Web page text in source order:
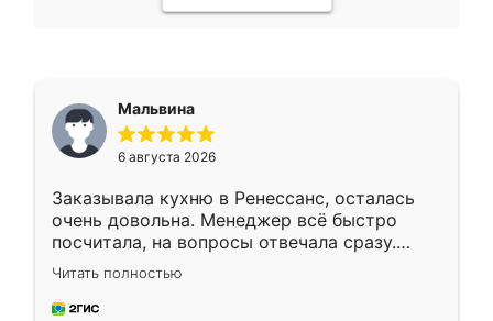
Мальвина
6 августа 2026
Заказывала кухню в Ренессанс, осталась
очень довольна. Менеджер всё быстро
посчитала, на вопросы отвечала сразу.
Замерщик приехал в субботу, подошёл к
делу со всей ответственностью. Собрали
за день, ребята работали аккуратно, даже
Читать полностью